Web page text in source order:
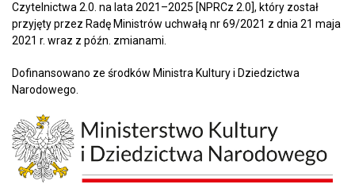
Czytelnictwa 2.0. na lata 2021–2025 [NPRCz 2.0], który został
przyjęty przez Radę Ministrów uchwałą nr 69/2021 z dnia 21 maja
2021 r. wraz z późn. zmianami.
Dofinansowano ze środków Ministra Kultury i Dziedzictwa
Narodowego.